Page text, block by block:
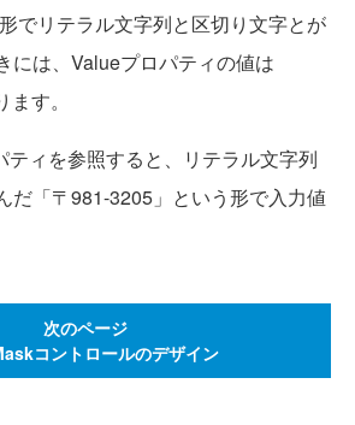
でリテラル文字列と区切り文字とが
には、Valueプロパティの値は
す。
ィを参照すると、リテラル文字列
だ「〒981-3205」という形で入力値
次のページ
コントロールのデザイン